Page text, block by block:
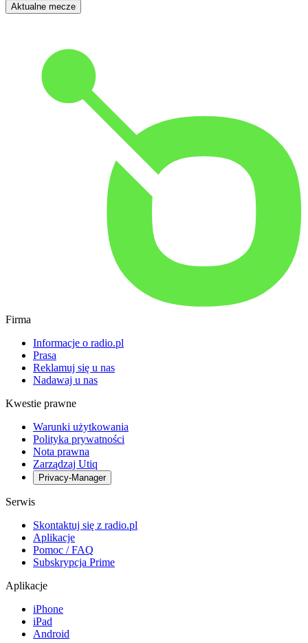
Aktualne mecze
Firma
Informacje o radio.pl
Prasa
Reklamuj się u nas
Nadawaj u nas
Kwestie prawne
Warunki użytkowania
Polityka prywatności
Nota prawna
Zarządzaj Utiq
Privacy-Manager
Serwis
Skontaktuj się z radio.pl
Aplikacje
Pomoc / FAQ
Subskrypcja Prime
Aplikacje
iPhone
iPad
Android